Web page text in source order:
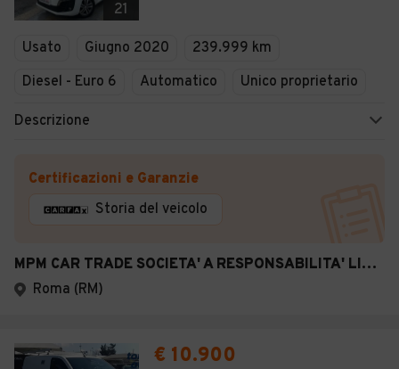
Veicoli Commerciali
21
Usato Giugno 2020
239.999 km
Diesel - Euro 6
Automatico Unico proprietario
Descrizione
Certificazioni e Garanzie
Storia del veicolo
MPM CAR TRADE SOCIETA' A RESPONSABILITA' LIMITATA SEMPLIFICATA
Roma (RM)
€ 10.900